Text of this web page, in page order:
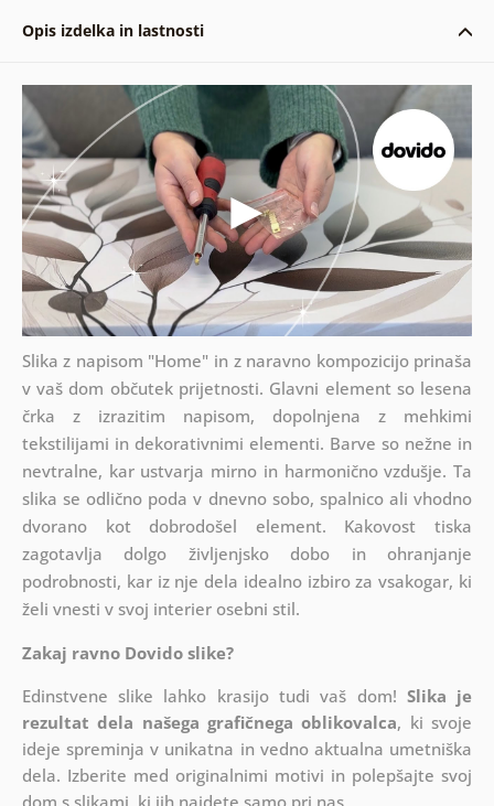
Opis izdelka in lastnosti
Slika z napisom "Home" in z naravno kompozicijo prinaša
v vaš dom občutek prijetnosti. Glavni element so lesena
črka z izrazitim napisom, dopolnjena z mehkimi
tekstilijami in dekorativnimi elementi. Barve so nežne in
nevtralne, kar ustvarja mirno in harmonično vzdušje. Ta
slika se odlično poda v dnevno sobo, spalnico ali vhodno
dvorano kot dobrodošel element. Kakovost tiska
zagotavlja dolgo življenjsko dobo in ohranjanje
podrobnosti, kar iz nje dela idealno izbiro za vsakogar, ki
želi vnesti v svoj interier osebni stil.
Zakaj ravno Dovido slike?
Edinstvene slike lahko krasijo tudi vaš dom! Slika je
rezultat dela našega grafičnega oblikovalca, ki svoje
ideje spreminja v unikatna in vedno aktualna umetniška
dela. Izberite med originalnimi motivi in polepšajte svoj